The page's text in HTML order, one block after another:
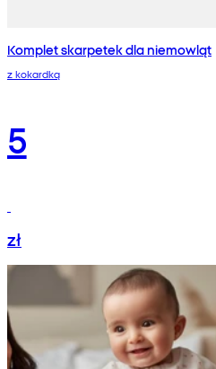
Komplet skarpetek dla niemowląt
z kokardką
5
zł